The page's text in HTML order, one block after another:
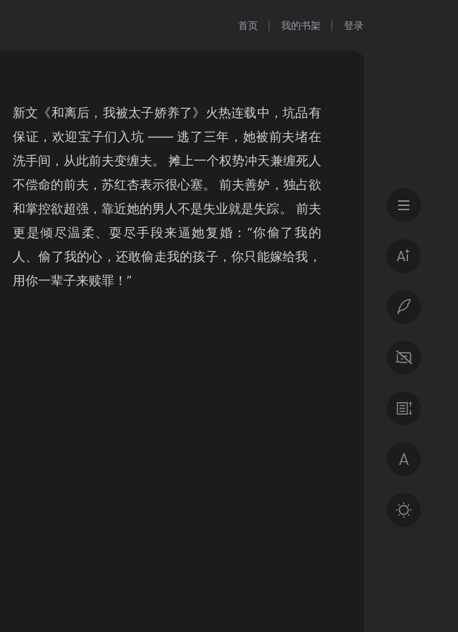
首页 我的书架 登录
新文《和离后，我被太子娇养了》火热连载中，坑品有
保证，欢迎宝子们入坑 —— 逃了三年，她被前夫堵在
洗手间，从此前夫变缠夫。 摊上一个权势冲天兼缠死人
不偿命的前夫，苏红杏表示很心塞。 前夫善妒，独占欲
和掌控欲超强，靠近她的男人不是失业就是失踪。 前夫
更是倾尽温柔、耍尽手段来逼她复婚：“你偷了我的
人、偷了我的心，还敢偷走我的孩子，你只能嫁给我，
用你一辈子来赎罪！”